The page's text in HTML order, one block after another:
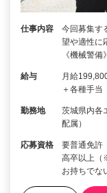
仕事内容
今回募集す
望や適性に
《機械警
給与
月給
＋各種手
勤務地
茨城県内各
配属）
応募資格
要普通免許
高卒以上（
お持ちでな